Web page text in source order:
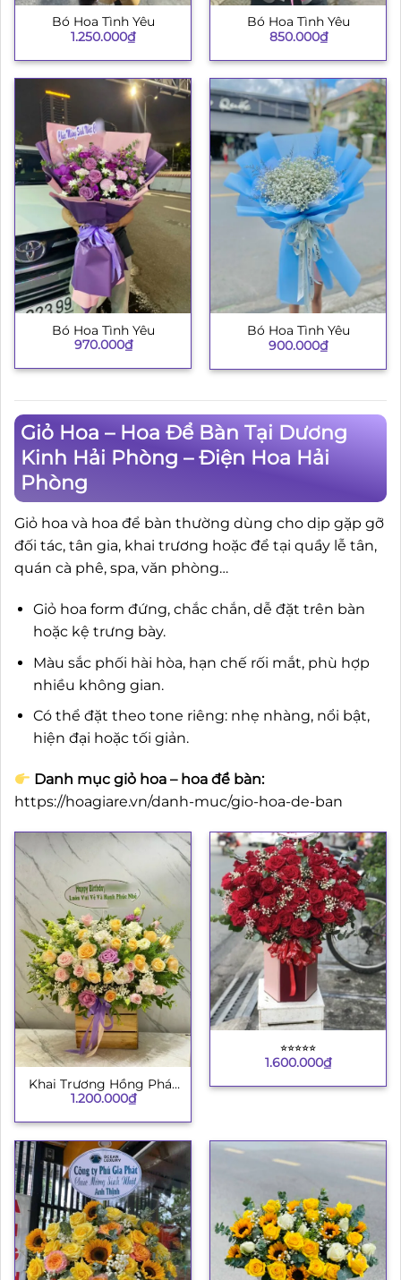
Bó Hoa Tình Yêu
1.250.000₫
Bó Hoa Tình Yêu
850.000₫
Bó Hoa Tình Yêu
970.000₫
Bó Hoa Tình Yêu
900.000₫
Giỏ Hoa – Hoa Để Bàn Tại Dương
Kinh Hải Phòng – Điện Hoa Hải
Phòng
Giỏ hoa và hoa để bàn thường dùng cho dịp gặp gỡ
đối tác, tân gia, khai trương hoặc để tại quầy lễ tân,
quán cà phê, spa, văn phòng…
Giỏ hoa form đứng, chắc chắn, dễ đặt trên bàn
hoặc kệ trưng bày.
Màu sắc phối hài hòa, hạn chế rối mắt, phù hợp
nhiều không gian.
Có thể đặt theo tone riêng: nhẹ nhàng, nổi bật,
hiện đại hoặc tối giản.
Danh mục giỏ hoa – hoa để bàn:
https://hoagiare.vn/danh-muc/gio-hoa-de-ban
Khai Trương Hồng Phát
4
1.200.000₫
⭐︎⭐︎⭐︎⭐︎⭐︎
1.600.000₫